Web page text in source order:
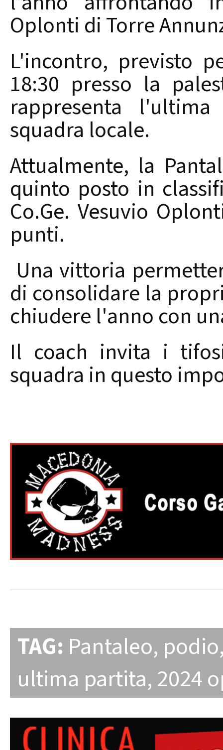
Oplonti di Torre
L'incontro, previsto
18:30 presso la
rappresenta
squadra locale.
Attualmente, la
quinto posto in
Co.Ge. Vesuvio
punti.
Una vittoria
di consolidare la
chiudere l'anno con
Il coach invita i
squadra in questo
TAG: Pantaleo, podio
ultima partita, 2024